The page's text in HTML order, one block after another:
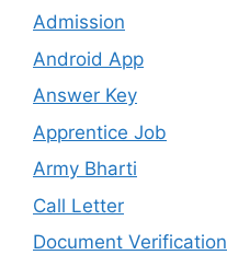
Admission
Android App
Answer Key
Apprentice Job
Army Bharti
Call Letter
Document Verification